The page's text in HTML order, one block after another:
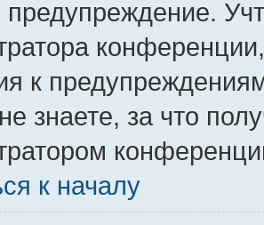
предупреждение.
к
знаете, за что
к началу